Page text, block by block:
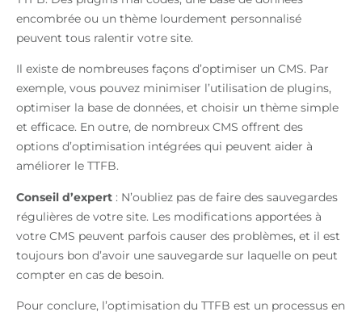
encombrée ou un thème lourdement personnalisé
peuvent tous ralentir votre site.
Il existe de nombreuses façons d’optimiser un CMS. Par
exemple, vous pouvez minimiser l’utilisation de plugins,
optimiser la base de données, et choisir un thème simple
et efficace. En outre, de nombreux CMS offrent des
options d’optimisation intégrées qui peuvent aider à
améliorer le TTFB.
Conseil d’expert : N’oubliez pas de faire des sauvegardes
régulières de votre site. Les modifications apportées à
votre CMS peuvent parfois causer des problèmes, et il est
toujours bon d’avoir une sauvegarde sur laquelle on peut
compter en cas de besoin.
Pour conclure, l’optimisation du TTFB est un processus en